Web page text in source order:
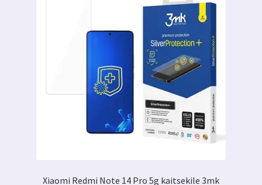
Xiaomi Redmi Note 14 Pro 5g kaitsekile 3mk